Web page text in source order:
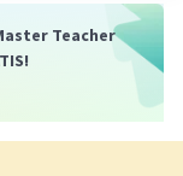
Teacher